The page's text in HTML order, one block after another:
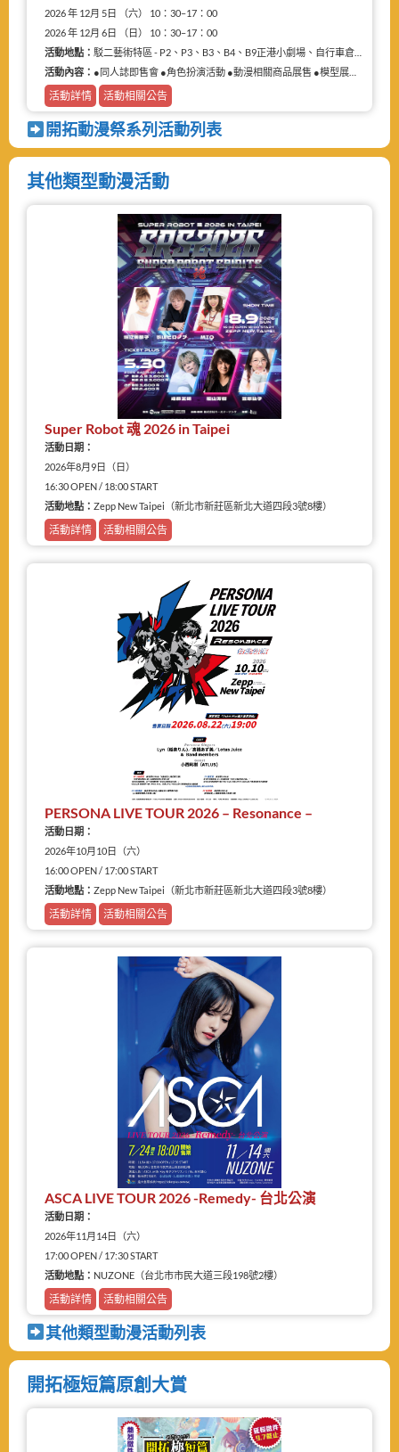
2026 年 12月 5日 （六） 10：30–17：00
2026 年 12月 6日 （日） 10：30–17：00
活動地點： 駁二藝術特區 - P2、P3、B3、B4、B9正港小劇場、自行車倉庫
活動內容： ●同人誌即售會 ●角色扮演活動 ●動漫相關商品展售 ●模型展售 ●二手物品販售攤
活動詳情 活動相關公告
開拓動漫祭系列活動列表
其他類型動漫活動
Super Robot 魂 2026 in Taipei
活動日期：
2026年8月9日（日）
16:30 OPEN / 18:00 START
活動地點： Zepp New Taipei（新北市新莊區新北大道四段3號8樓）
活動詳情 活動相關公告
PERSONA LIVE TOUR 2026 – Resonance –
活動日期：
2026年10月10日（六）
16:00 OPEN / 17:00 START
活動地點： Zepp New Taipei（新北市新莊區新北大道四段3號8樓）
活動詳情 活動相關公告
ASCA LIVE TOUR 2026 -Remedy- 台北公演
活動日期：
2026年11月14日（六）
17:00 OPEN / 17:30 START
活動地點： NUZONE（台北市市民大道三段198號2樓）
活動詳情 活動相關公告
其他類型動漫活動列表
開拓極短篇原創大賞